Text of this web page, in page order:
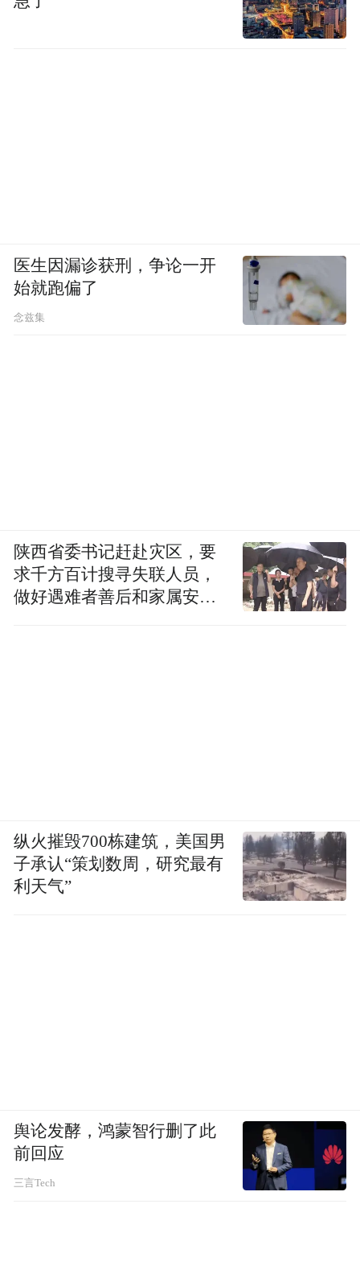
医生因漏诊获刑，争论一开
始就跑偏了
念兹集
陕西省委书记赶赴灾区，要
求千方百计搜寻失联人员，
做好遇难者善后和家属安抚
纵火摧毁700栋建筑，美国男
子承认“策划数周，研究最有
利天气”
舆论发酵，鸿蒙智行删了此
前回应
三言Tech